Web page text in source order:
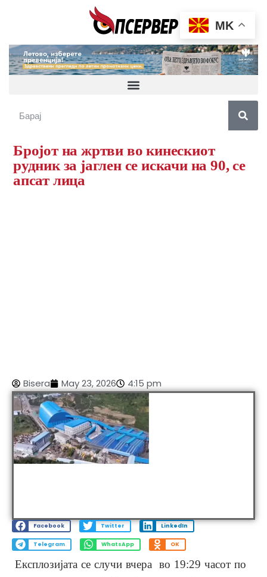
Бројот на жртви во кинескиот
рудник за јаглен се искачи на 90, се
апсат лица
Bisera May 23, 2026 4:15 pm
Facebook Twitter LinkedIn
Telegram WhatsApp OK
Експлозијата се случи вчера во 19:29 часот по
MK